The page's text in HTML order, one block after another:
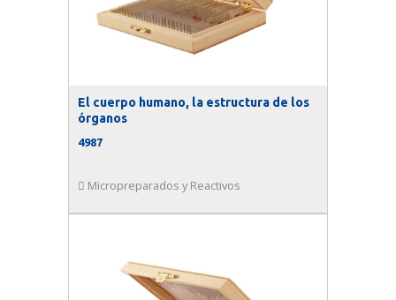
El cuerpo humano, la estructura de los
órganos
4987
Micropreparados y Reactivos